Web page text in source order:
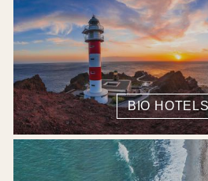
BIO